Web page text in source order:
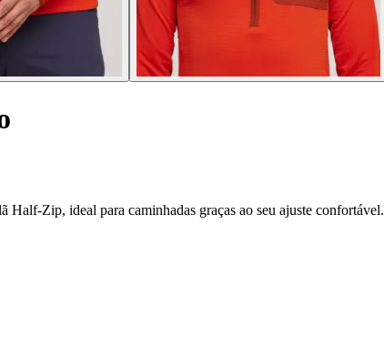
Zip, ideal para caminhadas graças ao seu ajuste confortável.